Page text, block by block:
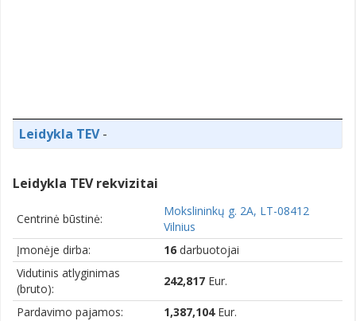
Leidykla TEV-
Leidykla TEV rekvizitai
Centrinė būstinė:
Mokslininkų g. 2A, LT-08412
Vilnius
Įmonėje dirba:
16 darbuotojai
Vidutinis atlyginimas
(bruto):
242,817 Eur.
Pardavimo pajamos: 1,387,104Eur.